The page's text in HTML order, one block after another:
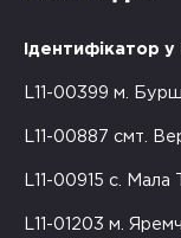
Ідентифікатор у
L11-00399 м.
L11-00887 смт.
L11-00915 с.
L11-01203 м.